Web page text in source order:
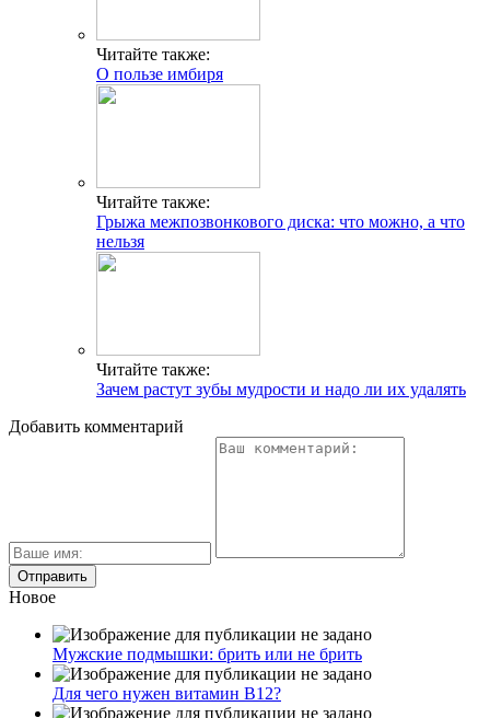
Читайте также:
О пользе имбиря
Читайте также:
Грыжа межпозвонкового диска: что можно, а что
нельзя
Читайте также:
Зачем растут зубы мудрости и надо ли их удалять
Добавить комментарий
Новое
Мужские подмышки: брить или не брить
Для чего нужен витамин В12?